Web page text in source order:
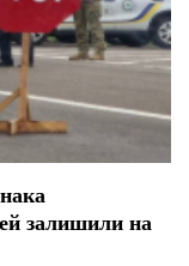
залишили на